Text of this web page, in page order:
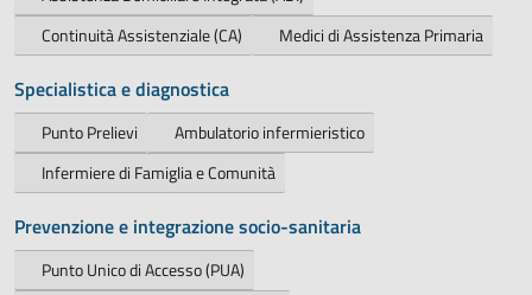
Continuità Assistenziale (CA)
Medici di Assistenza Primaria
Specialistica e diagnostica
Punto Prelievi
Ambulatorio infermieristico
Infermiere di Famiglia e Comunità
Prevenzione e integrazione socio-sanitaria
Punto Unico di Accesso (PUA)